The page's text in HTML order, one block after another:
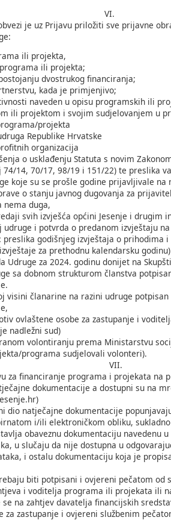
je uz Prijavu priložiti sve prijavne
ili projekta,
ili projekta;
dvostrukog financiranja;
kada je primjenjivo;
naveden u opisu programskih ili
ili projektom i svojim sudjelovanjem u
projekta
Republike Hrvatske
organizacija
o usklađenju Statuta s novim
74/14, 70/17, 98/19 i 151/22) te preslika
koje su se prošle godine prijavljivale na
o stanju javnog dugovanja za
nema duga,
svih izvješća općini Jesenje i drugim
udruge i potvrda o predanom izvještaju na
preslika godišnjeg izvještaja o prihodima
za prethodnu kalendarsku
Udruge za 2024. godinu donijet na
sa dobnom strukturom članstva
visini članarine na razini udruge
ovlaštene osobe za zastupanje i
nadležni sud)
volontiranju prema Ministarstvu
programa sudjelovali volonteri).
za financiranje programa i projekata na
dokumentacije a dostupni su na
dio natječajne dokumentacije
i/ili elektroničkom obliku,
obaveznu dokumentaciju navedenu u
u slučaju da nije dostupna u
i ostalu dokumentaciju koja je
biti potpisani i ovjereni pečatom od
i voditelja programa ili projekata ili
na zahtjev davatelja financijskih
za zastupanje i ovjereni službenim